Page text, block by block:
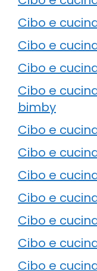
Cibo e
Cibo e
Cibo e
Cibo e
bimby
Cibo e
Cibo e
Cibo e
Cibo e
Cibo e
Cibo e
Cibo e